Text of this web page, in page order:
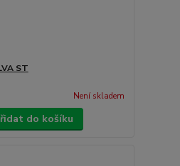
ST
Není skladem
do košíku